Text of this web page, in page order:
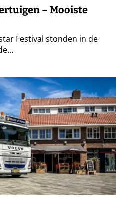
– Mooiste
Festival stonden in de